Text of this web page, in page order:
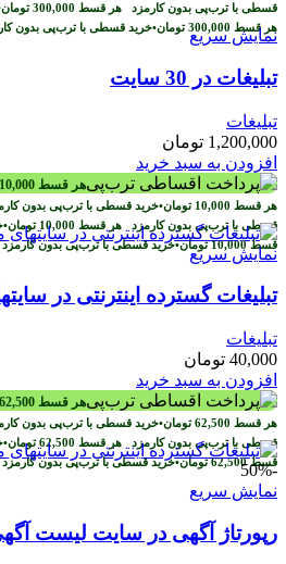
قسطی با ترب‌پی بدون کارمزد هر قسط 300,000 تومان
هر قسط 300,000 تومان•خرید قسطی با ترب‌پی بدون نمایش سریع
تبلیغات در 30 سایت
تبلیغات
1,200,000 تومان
افزودن به سبد خرید
هر قسط 10,000
هر قسط 10,000 تومان•خرید قسطی با ترب‌پی بدون
قسطی با ترب‌پی بدون کارمزد هر قسط 10,000 تومان•
قسط10,000 تومان•خرید قسطی با ترب‌پی بدون نمایش سریع
تبلیغات گسترده اینترنتی در
تبلیغات
40,000 تومان
افزودن به سبد خرید
هر قسط 62,500
هر قسط 62,500 تومان•خرید قسطی با ترب‌پی بدون
قسطی با ترب‌پی بدون کارمزد هر قسط 62,500 تومان•
قسط62,500 تومان•خرید قسطی با ترب‌پی بدون
-50%
نمایش سریع
رپورتاژ آگهی در سایت لیست